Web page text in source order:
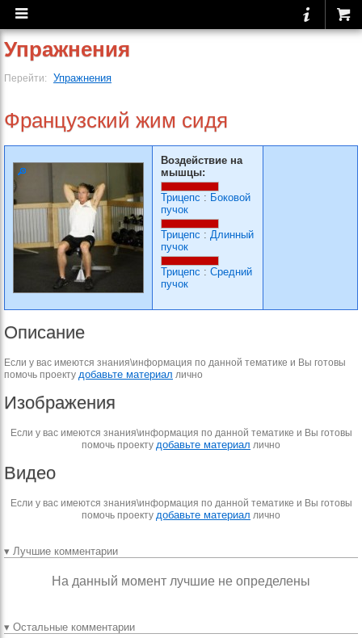
Упражнения
Перейти: Упражнения
Французский жим сидя
Воздействие на
мышцы:
Трицепс : Боковой
пучок
Трицепс : Длинный
пучок
Трицепс : Средний
пучок
Описание
Если у вас имеются знания\информация по данной тематике и Вы готовы
помочь проекту добавьте материал лично
Изображения
Если у вас имеются знания\информация по данной тематике и Вы готовы
помочь проекту добавьте материал лично
Видео
Если у вас имеются знания\информация по данной тематике и Вы готовы
помочь проекту добавьте материал лично
▾ Лучшие комментарии
На данный момент лучшие не определены
▾ Остальные комментарии